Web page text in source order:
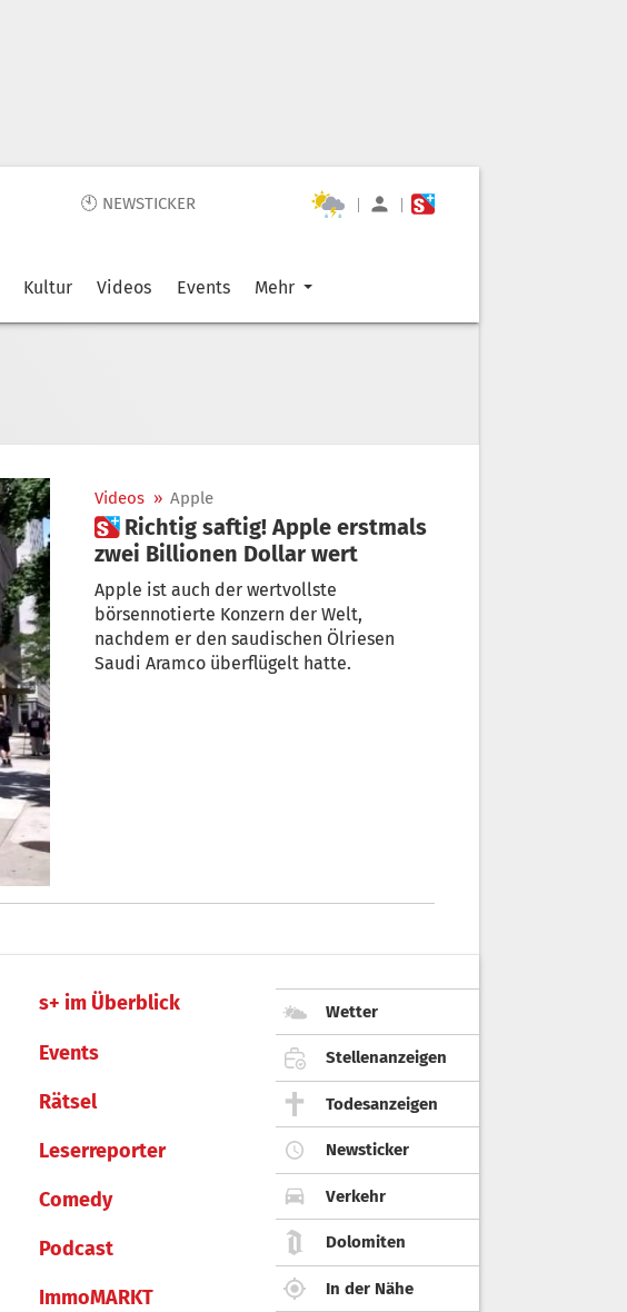
🕙 NEWSTICKER | |
Kultur Videos Events Mehr
Videos » Apple
 Richtig saftig! Apple erstmals
zwei Billionen Dollar wert
Apple ist auch der wertvollste
börsennotierte Konzern der Welt,
nachdem er den saudischen Ölriesen
Saudi Aramco überflügelt hatte.
s+ im Überblick
Events
Rätsel
Leserreporter
Comedy
Podcast
ImmoMARKT
Wetter
Stellenanzeigen
Todesanzeigen
Newsticker
Verkehr
Dolomiten
In der Nähe